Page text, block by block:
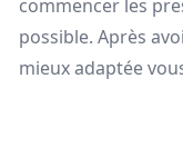
commencer les
possible. Après
mieux adaptée